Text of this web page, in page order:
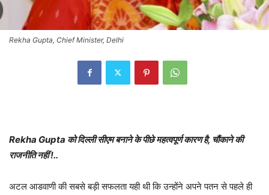
Rekha Gupta, Chief Minister, Delhi
Rekha Gupta को दिल्ली सीएम बनाने के पीछे महत्वपूर्ण कारण है, चौंकाने की
राजनीति नहीं !..
अटल आडवाणी की सबसे बड़ी सफलता यही थी कि उन्होंने अपने पतन से पहले ही